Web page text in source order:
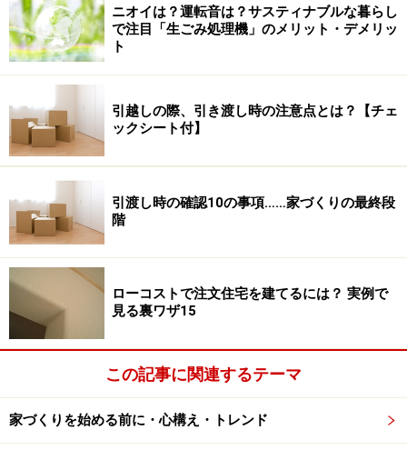
仮筋交いで建物の垂直を確認 施工精度に
注意を払う“職人魂”に感動
柱と基礎をしっかりと接合するホールダウン金物
「完成してしまうと隠れて見えなくなる所」といえば、
土台や柱、梁（はり）といった軸組み工法を構成する主
要構造体（骨組み）部分です。
すでに基礎工事の段階で、基礎コンクリートにはアンカ
ーボルトが施工されています。土台の敷き込みでは、こ
のアンカーボルトで基礎と土台がしっかりと接合されて
いました。建物が地震などの外力を受けたときに基礎か
また、細田工務店では「構造計算により強い引き抜き力
ニオイは？運転音は？サスティナブルな暮らし
で注目「生ごみ処理機」のメリット・デメリッ
ト
引越しの際、引き渡し時の注意点とは？【チェ
ックシート付】
引渡し時の確認10の事項……家づくりの最終段
階
ローコストで注文住宅を建てるには？ 実例で
見る裏ワザ15
この記事に関連するテーマ
家づくりを始める前に・心構え・トレンド